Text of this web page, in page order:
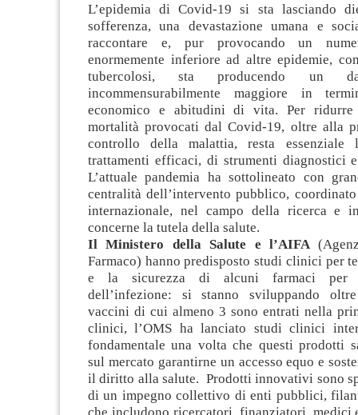
L’epidemia di Covid-19 si sta lasciando
sofferenza, una devastazione umana e
raccontare e, pur provocando un
enormemente inferiore ad altre epidemie,
tubercolosi, sta producendo un
incommensurabilmente maggiore in
economico e abitudini di vita. Per
mortalità provocati dal Covid-19, oltre alla
controllo della malattia, resta
trattamenti efficaci, di strumenti diagnostici
L’attuale pandemia ha sottolineato con
centralità dell’intervento pubblico,
internazionale, nel campo della ricerca e
concerne la tutela della salute.
Il Ministero della Salute e l’AIFA
Farmaco) hanno predisposto studi clinici per
e la sicurezza di alcuni farmaci per
dell’infezione: si stanno sviluppando
vaccini di cui almeno 3 sono entrati nella
clinici, l’OMS ha lanciato studi clinici
fondamentale una volta che questi prodotti
sul mercato garantirne un accesso equo e
il diritto alla salute. Prodotti innovativi sono
di un impegno collettivo di enti pubblici,
che includono ricercatori, finanziatori, medici